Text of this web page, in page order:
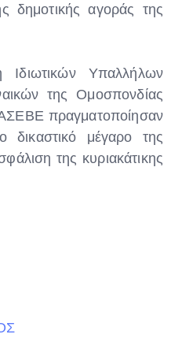
δημοτικής αγοράς της
Υπαλλήλων
της Ομοσπονδίας
πραγματοποίησαν
μέγαρο της
της κυριακάτικης